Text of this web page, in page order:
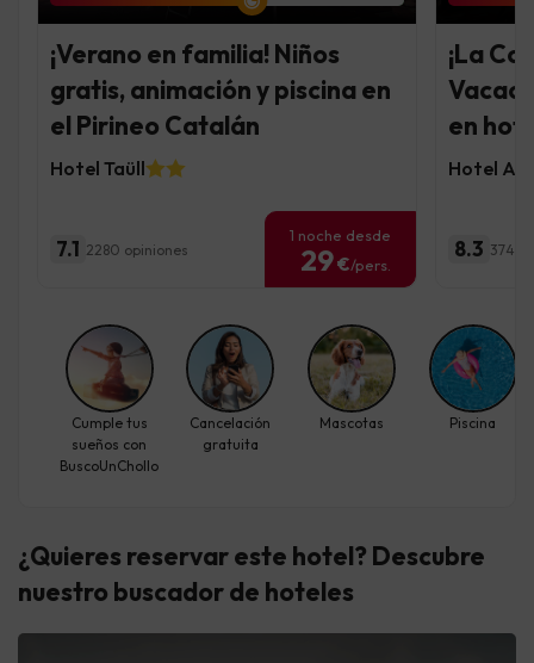
¡Verano en familia! Niños
gratis, animación y piscina en
el Pirineo Catalán
Hotel Taüll
7.1 2280 opiniones
1 noche desde
29€/pers.
¡La
en
Hotel
8.3 374
Cumple tus
sueños con
BuscoUnChollo
Cancelación
gratuita
Mascotas Piscina
¿Quieres reservar este hotel? Descubre
nuestro buscador de hoteles